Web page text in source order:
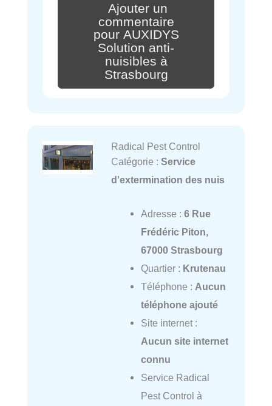
Ajouter un
commentaire
pour AUXIDYS
Solution anti-
nuisibles à
Strasbourg
Radical Pest Control
Catégorie : Service
d'extermination des nuis
Adresse : 6 Rue
Frédéric Piton,
67000 Strasbourg
Quartier : Krutenau
Téléphone : Aucun
téléphone ajouté
Site internet :
Aucun site internet
connu
Service Radical
Pest Control à